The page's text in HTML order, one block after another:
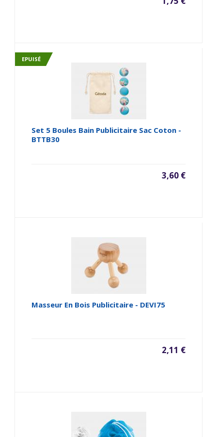
EPUISÉ
Set 5 Boules Bain Publicitaire Sac Coton -
BTTB30
3,60 €
Masseur En Bois Publicitaire - DEVI75
2,11 €